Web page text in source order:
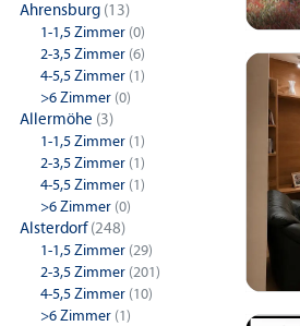
Ahrensburg (13)
1-1,5 Zimmer (0)
2-3,5 Zimmer (6)
4-5,5 Zimmer (1)
>6 Zimmer (0)
Allermöhe (3)
1-1,5 Zimmer (1)
2-3,5 Zimmer (1)
4-5,5 Zimmer (1)
>6 Zimmer (0)
Alsterdorf(248)
1-1,5 Zimmer (29)
2-3,5 Zimmer (201)
4-5,5 Zimmer (10)
>6 Zimmer (1)